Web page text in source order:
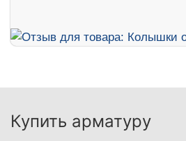
Купить арматуру